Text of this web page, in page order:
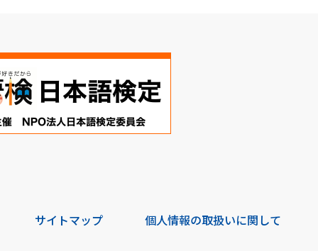
サイトマップ 個人情報の取扱いに関して